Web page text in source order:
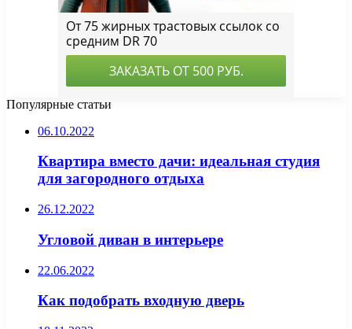
Популярные статьи
06.10.2022
Квартира вместо дачи: идеальная студия
для загородного отдыха
26.12.2022
Угловой диван в интерьере
22.06.2022
Как подобрать входную дверь